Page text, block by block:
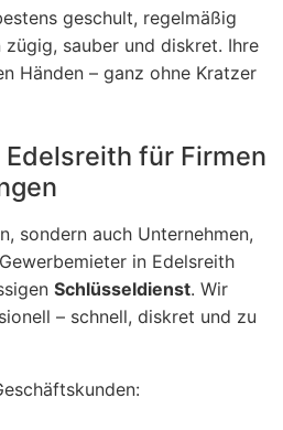
geschult, regelmäßig
sauber und diskret. Ihre
Händen – ganz ohne Kratzer
für Firmen
sondern auch Unternehmen,
in Edelsreith
Schlüsseldienst. Wir
– schnell, diskret und zu